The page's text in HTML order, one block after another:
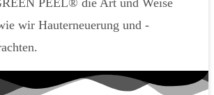
PEEL® die Art und Weise
wir Hauterneuerung und -